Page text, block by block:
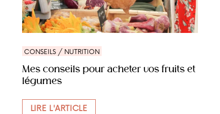
CONSEILS / NUTRITION
Mes conseils pour acheter vos fruits et
légumes
LIRE L'ARTICLE